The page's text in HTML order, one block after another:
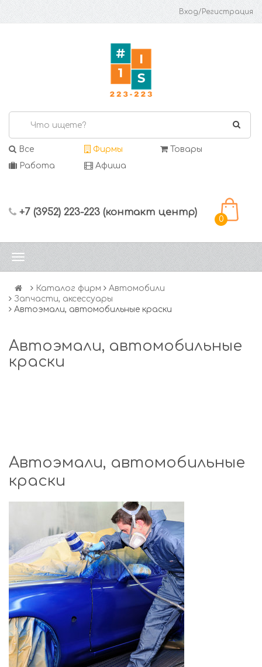
Вход/Регистрация
Все Фирмы
Товары
Работа
Афиша
+7 (3952) 223-223 (контакт центр)
0
Каталог фирм
Автомобили
Запчасти, аксессуары
Автоэмали, автомобильные краски
Автоэмали, автомобильные
краски
Автоэмали, автомобильные
краски